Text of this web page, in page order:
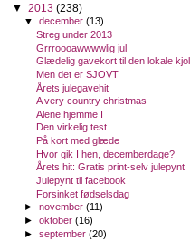
▼ 2013 (238)
▼december(13)
Streg under 2013
Grrroooawwwwlig jul
Glædelig gavekort til den lokale
Men det er SJOVT
Årets julegavehit
A very country christmas
Alene hjemme I
Den virkelig test
På kort med glæde
Hvor gik I hen, decemberdage?
Årets hit: Gratis print-selv julepynt
Julepynt til facebook
Forsinket fødselsdag
►november(11)
►oktober(16)
►september(20)